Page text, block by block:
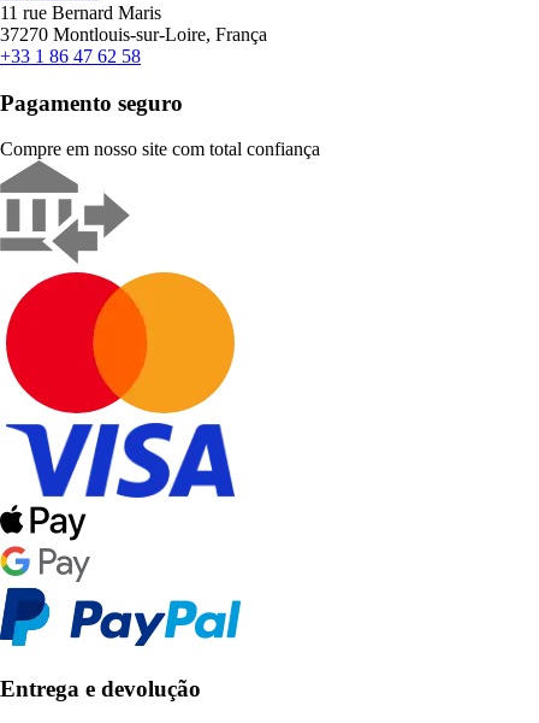
11 rue Bernard Maris
37270 Montlouis-sur-Loire, França
+33 1 86 47 62 58
Pagamento seguro
Compre em nosso site com total confiança
Entrega e devolução